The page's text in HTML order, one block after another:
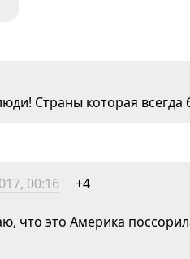
Страны которая
00:16
+4
что это Америка